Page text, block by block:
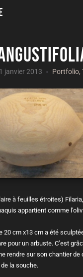
janvier 2013 Portfolio,
à feuilles étroites)
appartient comme
20 cm x13 cm a été
pour un arbuste. C’est
rendre sur son chantier de
la souche.